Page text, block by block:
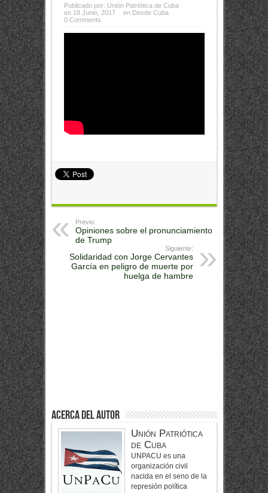
Publicado por: Unión Patriótica de Cuba
en 18 Junio, 2017
en Desde Cuba
0 Comments
Previo:
Opiniones sobre el pronunciamiento
de Trump
Siguiente:
Solidaridad con Jorge Cervantes
García en peligro de muerte por
huelga de hambre
Acerca del Autor
Unión Patriótica
de Cuba
UNPACU es una
organización civil
nacida en el seno de la
represión política